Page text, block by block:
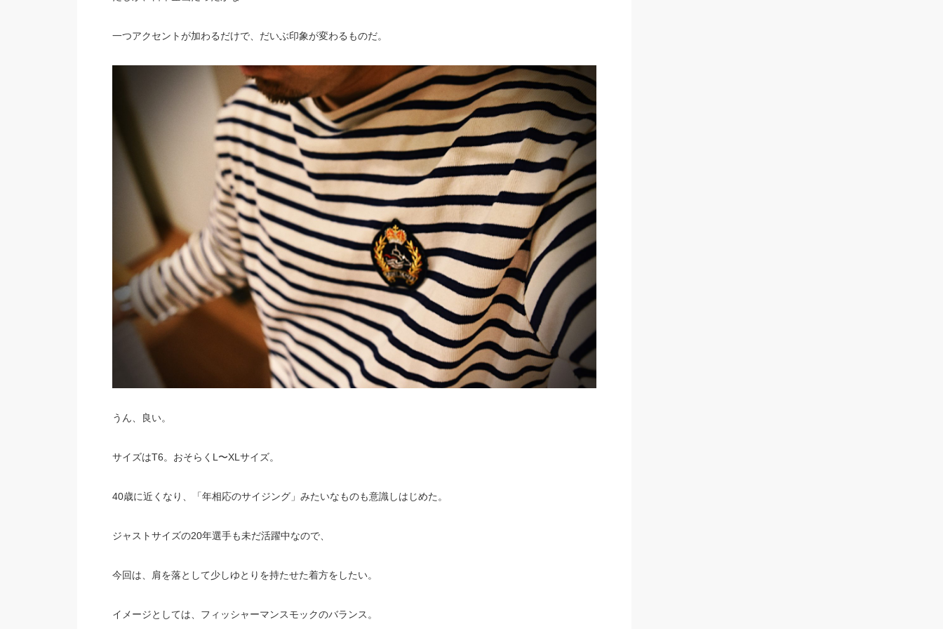
一つアクセントが加わるだけで、だいぶ印象が変わるものだ。
うん、良い。
サイズはT6。おそらくL〜XLサイズ。
40歳に近くなり、「年相応のサイジング」みたいなものも意識しはじめた。
ジャストサイズの20年選手も未だ活躍中なので、
今回は、肩を落として少しゆとりを持たせた着方をしたい。
イメージとしては、フィッシャーマンスモックのバランス。